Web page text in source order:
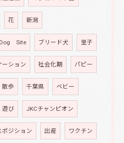
花 新潟
Site ブリード犬 里子
ーション 社会化期 パピー
散歩 千葉県 ベビー
遊び JKCチャンピオン
ポジション 出産 ワクチン